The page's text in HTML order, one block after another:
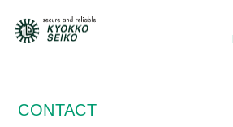
CONTACT